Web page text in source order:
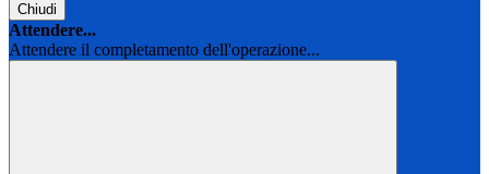
Chiudi
Attendere...
Attendere il completamento dell'operazione...